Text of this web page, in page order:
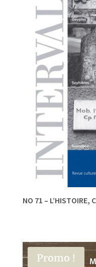
NO 71 – L’HISTOIRE,
Promo !